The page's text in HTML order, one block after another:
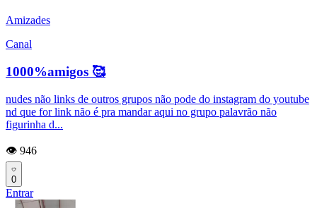
Amizades
Canal
1000%amigos 🥰
nudes não links de outros grupos não pode do instagram do youtube
nd que for link não é pra mandar aqui no grupo palavrão não
figurinha d...
👁️ 946
0
Entrar